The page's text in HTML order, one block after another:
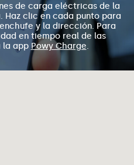
de carga eléctricas de la
Haz clic en cada punto para
y la dirección. Para
en tiempo real de las
la appPowy Charge.